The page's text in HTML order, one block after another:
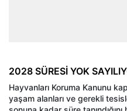
2028 SÜRESİ YOK
Hayvanları Koruma Kanunu
yaşam alanları ve gerekli